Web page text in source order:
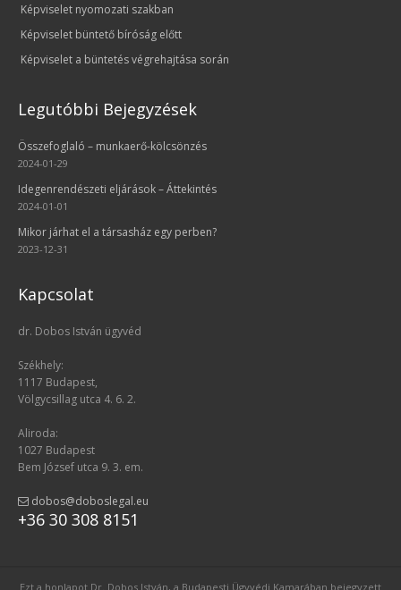
Képviselet nyomozati szakban
Képviselet büntető bíróság előtt
Képviselet a büntetés végrehajtása során
Legutóbbi Bejegyzések
Összefoglaló – munkaerő-kölcsönzés
2024-01-29
Idegenrendészeti eljárások – Áttekintés
2024-01-01
Mikor járhat el a társasház egy perben?
2023-12-31
Kapcsolat
dr. Dobos István ügyvéd
Székhely:
1117 Budapest,
Völgycsillag utca 4. 6. 2.
Aliroda:
1027 Budapest
Bem József utca 9. 3. em.
dobos@doboslegal.eu
+36 30 308 8151
Ezt a honlapot Dr. Dobos István, a Budapesti Ügyvédi Kamarában bejegyzett